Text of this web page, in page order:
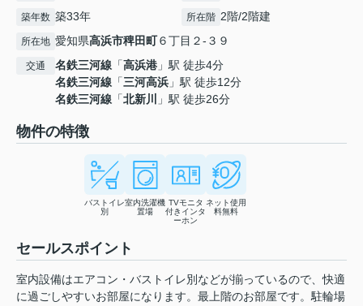
築年数 築33年 所在階 2階/2階建
所在地 愛知県高浜市稗田町６丁目２-３９
交通 名鉄三河線 「高浜港 」駅 徒歩4分
名鉄三河線 「三河高浜 」駅 徒歩12分
名鉄三河線 「北新川 」駅 徒歩26分
物件の特徴
バストイレ
別
室内洗濯機
置場
TVモニタ
付きインタ
ーホン
ネット使用
料無料
セールスポイント
室内設備はエアコン・バストイレ別などが揃っているので、快適
に過ごしやすいお部屋になります。最上階のお部屋です。駐輪場